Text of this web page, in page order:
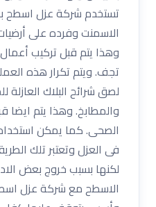
تستخدم شركة عزل اسطح
الاسمنت وفرده على
وهذا يتم قبل تركيب
تجف. ويتم تكرار هذه
لصق شرائح البلاك العازلة
والمطابخ. وهذا يتم ايضا
الصحى. كما يمكن
فى العزل وتعتبر تلك
لكنها بسبب خروج بعض
الاسطح مع شركة عزل